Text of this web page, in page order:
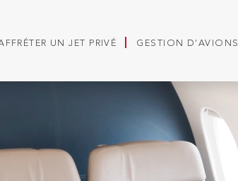
UN JET PRIVÉ GESTION D'AVIONS